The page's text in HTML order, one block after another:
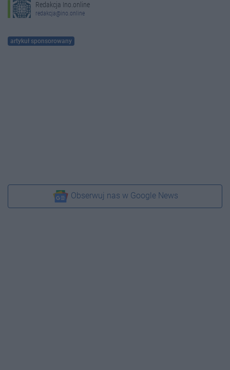
Redakcja Ino.online
redakcja@ino.online
artykuł sponsorowany
Obserwuj nas w Google News